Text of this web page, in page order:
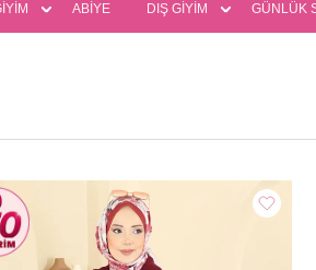
ABİYE DIŞ GİYİM GÜNLÜK